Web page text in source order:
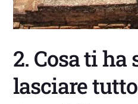
2. Cosa ti ha
lasciare